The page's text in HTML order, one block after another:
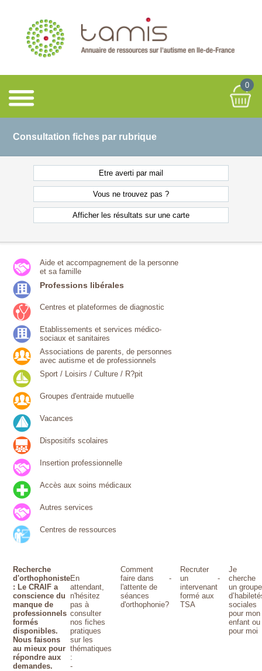
0
Consultation fiches par rubrique
Etre averti par mail
Vous ne trouvez pas ?
Afficher les résultats sur une carte
Aide et accompagnement de la personne
et sa famille
Professions libérales
Centres et plateformes de diagnostic
Etablissements et services médico-
sociaux et sanitaires
Associations de parents, de personnes
avec autisme et de professionnels
Sport / Loisirs / Culture / R?pit
Groupes d'entraide mutuelle
Vacances
Dispositifs scolaires
Insertion professionnelle
Accès aux soins médicaux
Autres services
Centres de ressources
Recherche
d'orthophoniste
: Le CRAIF a
conscience du
manque de
professionnels
formés
disponibles.
Nous faisons
au mieux pour
répondre aux
demandes.
En
attendant,
n'hésitez
pas à
consulter
nos fiches
pratiques
sur les
thématiques
:
-
Comment
faire dans
l'attente de
séances
d'orthophonie?
-
Recruter
un
intervenant
formé aux
TSA
-
Je
cherche
un groupe
sociales
pour mon
enfant ou
pour moi